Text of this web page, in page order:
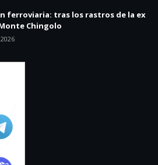
ferroviaria: tras los rastros de la ex
Chingolo